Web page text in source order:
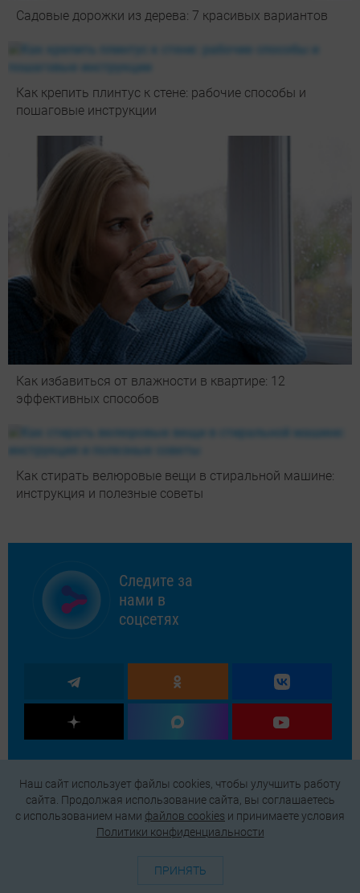
Садовые дорожки из дерева: 7 красивых вариантов
Как крепить плинтус к стене: рабочие способы и
пошаговые инструкции
Как избавиться от влажности в квартире: 12
эффективных способов
Как стирать велюровые вещи в стиральной машине:
инструкция и полезные советы
Следите за
нами в
соцсетях
Наш сайт использует файлы cookies, чтобы улучшить работу
сайта. Продолжая использование сайта, вы соглашаетесь
c использованием нами файлов cookies и принимаете условия
Политики конфиденциальности
ПРИНЯТЬ